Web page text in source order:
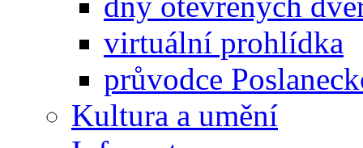
virtuální prohlídka
průvodce
Kultura a umění